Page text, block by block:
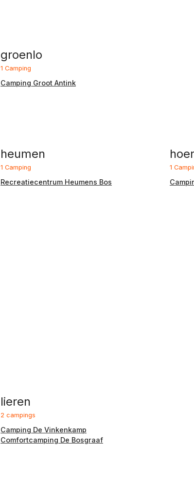
groenlo
1 Camping
Camping Groot Antink
heumen
1 Camping
Recreatiecentrum Heumens Bos
1
lieren
2 campings
Camping De Vinkenkamp
Comfortcamping De Bosgraaf